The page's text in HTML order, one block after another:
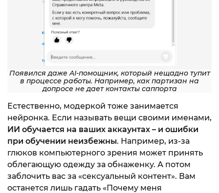
Появился даже AI-помощник, который нещадно тупит
в процессе работы. Например, как партизан на
допросе не дает контакты саппорта
Естественно, модеркой тоже занимается
нейронка. Если называть вещи своими именами,
ИИ обучается на ваших аккаунтах – и ошибки
при обучении неизбежны. Например, из-за
глюков компьютерного зрения может принять
облегающую одежду за обнаженку. А потом
заблочить вас за «сексуальный контент». Вам
останется лишь гадать «Почему меня